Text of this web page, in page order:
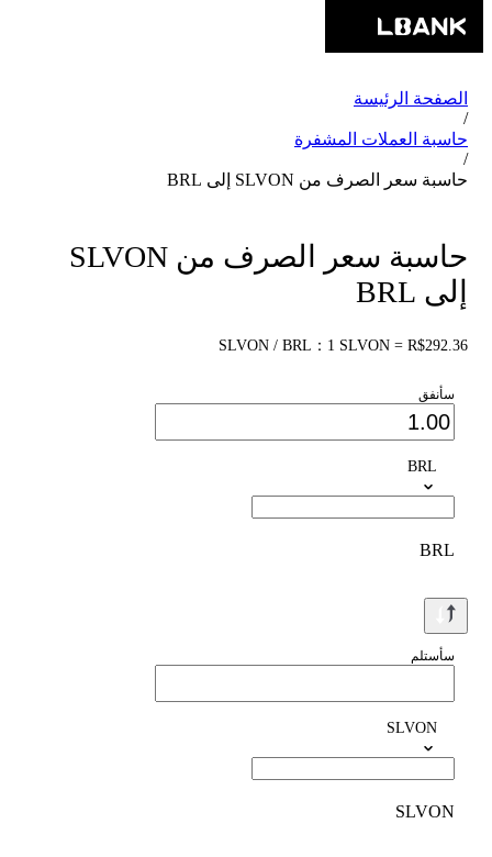
الصفحة الرئيسة
/
حاسبة العملات المشفرة
/
حاسبة سعر الصرف من SLVON إلى BRL
حاسبة سعر الصرف من SLVON
إلى BRL
SLVON / BRL：1 SLVON = R$292.36
سأنفق
BRL
BRL
سأستلم
SLVON
SLVON